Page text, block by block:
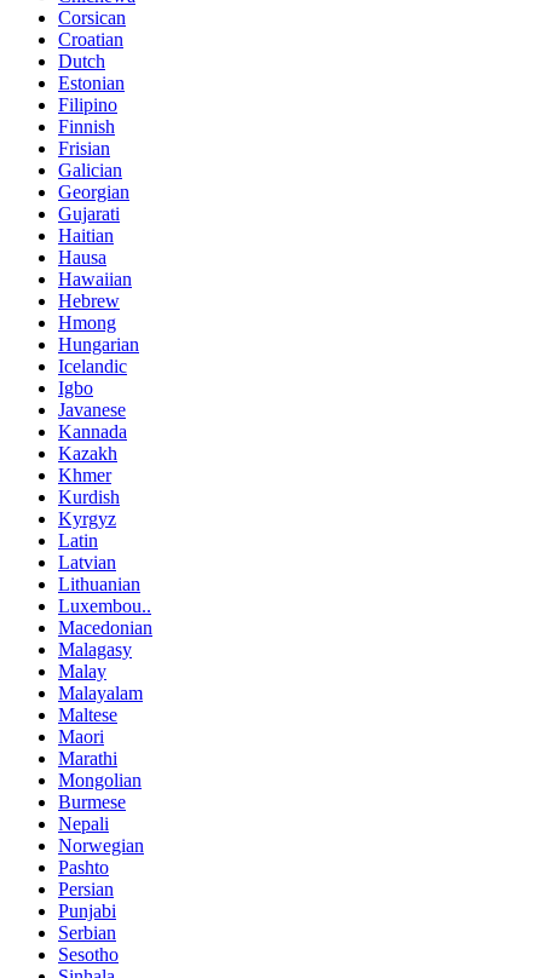
Corsican
Croatian
Dutch
Estonian
Filipino
Finnish
Frisian
Galician
Georgian
Gujarati
Haitian
Hausa
Hawaiian
Hebrew
Hmong
Hungarian
Icelandic
Igbo
Javanese
Kannada
Kazakh
Khmer
Kurdish
Kyrgyz
Latin
Latvian
Lithuanian
Luxembou..
Macedonian
Malagasy
Malay
Malayalam
Maltese
Maori
Marathi
Mongolian
Burmese
Nepali
Norwegian
Pashto
Persian
Punjabi
Serbian
Sesotho